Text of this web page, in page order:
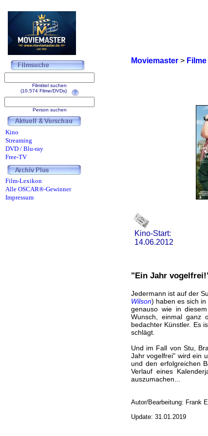
Moviemaster> Filme
Kino-Start:
14.06.2012
"Ein Jahr
Jedermann ist auf der
Wilson) haben es sich
genauso wie in
Wunsch, einmal ganz
bedachter Künstler. Es
schlägt.
Und im Fall von Stu,
Jahr vogelfrei" wird ein
und den erfolgreichen
Verlauf eines
auszumachen...
Autor/Bearbeitung: Frank
Update: 31.01.2019
Filmtitel suchen
(10.574 Filme/DVDs)
Person suchen
Kino
Streaming
DVD / Blu-ray
Free-TV
Film-Lexikon
Alle OSCAR®-Gewinner
Impressum